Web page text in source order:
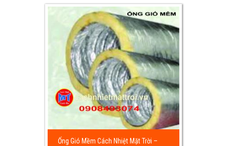
Ống Gió Mềm Cách Nhiệt Mặt Trời –